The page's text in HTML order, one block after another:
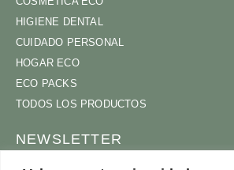
HIGIENE DENTAL
CUIDADO PERSONAL
HOGAR ECO
ECO PACKS
TODOS LOS PRODUCTOS
NEWSLETTER